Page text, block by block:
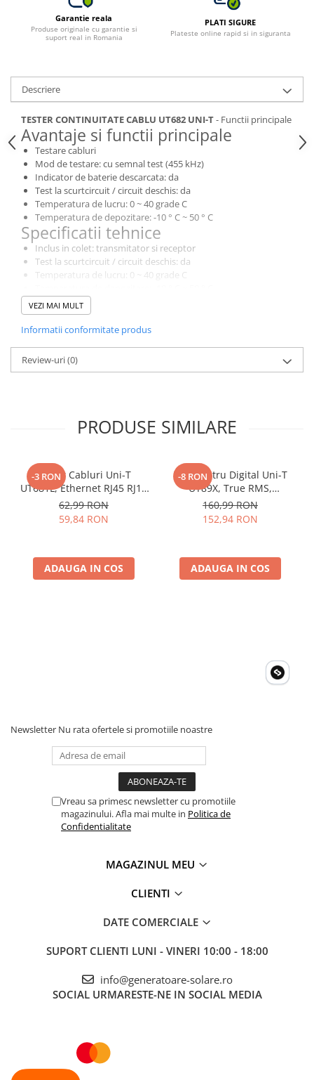
Garantie reala
Produse originale cu garantie si
suport real in Romania
PLATI SIGURE
Plateste online rapid si in siguranta
Descriere
TESTER CONTINUITATE CABLU UT682 UNI-T- Functii principale
Avantaje si functii principale
Testare cabluri
Mod de testare: cu semnal test (455 kHz)
Indicator de baterie descarcata: da
Test la scurtcircuit / circuit deschis: da
Temperatura de lucru: 0 ~ 40 grade C
Temperatura de depozitare: -10 ° C ~ 50 ° C
Specificatii tehnice
Inclus in colet: transmitator si receptor
Test la scurtcircuit / circuit deschis: da
Temperatura de lucru: 0 ~ 40 grade C
Umiditate in timpul lucrului: 20% -75% RH
Umiditatea in timpul depozitarii: 10% ~ 90% RH
Altitudinea de utilizare: = <2000 m
Receptor: 195x48x30 mm
Transmitator: 125 g
Dimensiuni
VEZI MAI MULT
Informatii conformitate produs
Review-uri(0)
PRODUSE SIMILARE
-3 RON
Tester Cabluri Uni-T
UT681L, Ethernet RJ45 RJ11
BNC, Continuitate,
Scurtcircuit, Incrucisate
62,99 RON
59,84 RON
ADAUGA IN COS
-8 RON
Multimetru Digital Uni-T
UT89X, True RMS,
Temperatura 1000°C,
Frecventa, NCV, CAT III
160,99 RON
152,94 RON
ADAUGA IN COS
Newsletter Nu rata ofertele si promotiile noastre
Vreau sa primesc newsletter cu promotiile
magazinului. Afla mai multe in Politica de
Confidentialitate
MAGAZINUL MEU
CLIENTI
DATE COMERCIALE
SUPORT CLIENTI LUNI - VINERI 10:00 - 18:00
info@generatoare-solare.ro
SOCIAL URMARESTE-NE IN SOCIAL MEDIA